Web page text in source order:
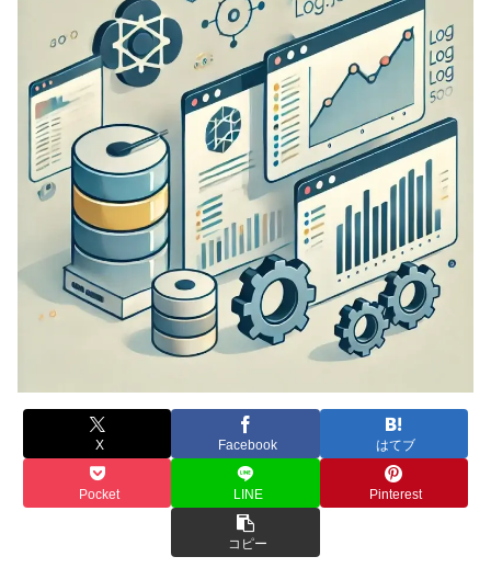
X Facebook はてブ
Pocket LINE Pinterest
コピー